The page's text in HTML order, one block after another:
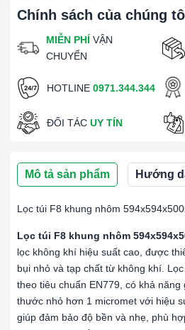
Chính sách của chúng
MIỄN PHÍ VẬN
CHUYỂN
HOTLINE 0971.344.344
ĐỐI TÁC UY TÍN
Mô tả sản phẩm Hướng
Lọc túi F8 khung nhôm
Lọc túi F8 khung nhôm
lọc không khí hiệu suất cao, được
bụi nhỏ và tạp chất từ không khí.
theo tiêu chuẩn EN779, có khả
thước nhỏ hơn 1 micromet với hiệu
giúp đảm bảo độ bền và nhẹ, phù